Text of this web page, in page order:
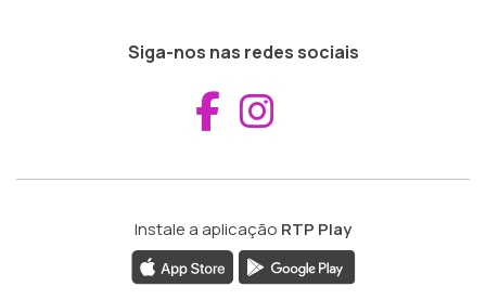
Siga-nos nas redes sociais
Aceder ao
Instale a aplicação RTP Play